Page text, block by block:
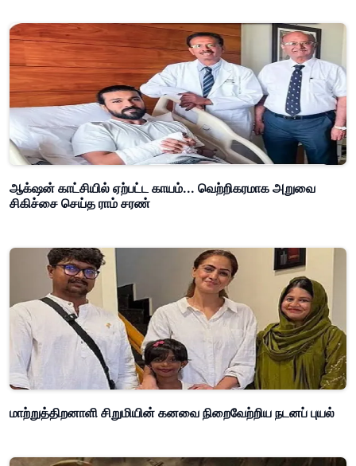
ஆக்‌ஷன் காட்சியில் ஏற்பட்ட காயம்... வெற்றிகரமாக அறுவை
சிகிச்சை செய்த ராம் சரண்
மாற்றுத்திறனாளி சிறுமியின் கனவை நிறைவேற்றிய நடனப் புயல்